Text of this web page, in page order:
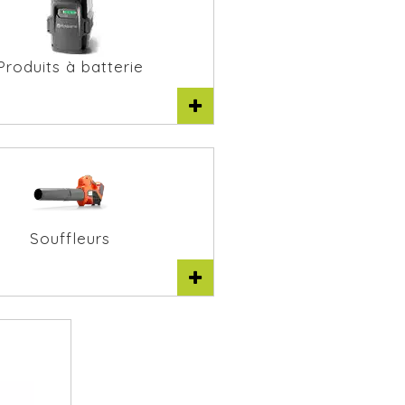
à batterie
Souffleurs